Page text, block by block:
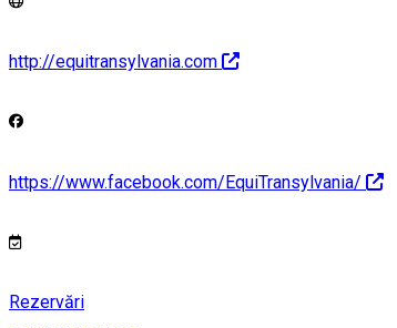
http://equitransylvania.com
https://www.facebook.com/EquiTransylvania/
Rezervări